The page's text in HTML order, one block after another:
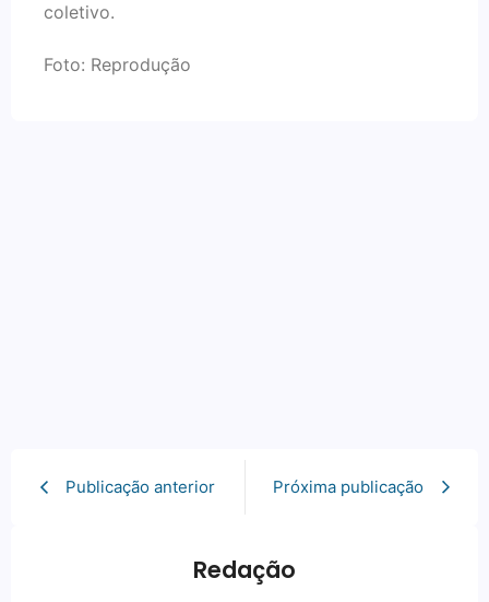
coletivo.
Foto: Reprodução
Publicação anterior Próxima publicação
Redação